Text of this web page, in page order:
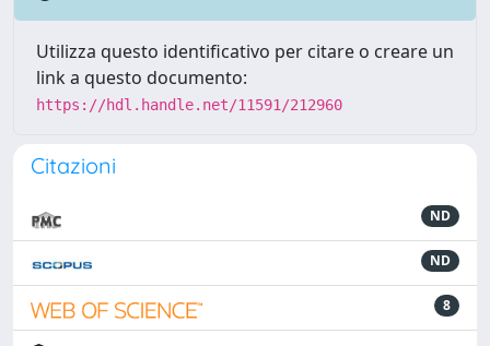
Utilizza questo identificativo per citare o creare un
link a questo documento:
https://hdl.handle.net/11591/212960
Citazioni
ND
ND
8